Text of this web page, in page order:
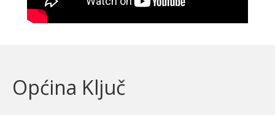
Općina Ključ